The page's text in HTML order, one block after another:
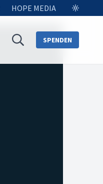
HOPE MEDIA
SPENDEN